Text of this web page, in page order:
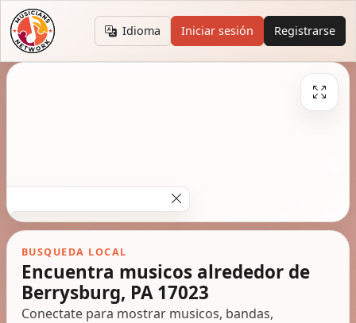
Idioma Iniciar sesión Registrarse
BUSQUEDA LOCAL
Encuentra musicos alrededor de
Berrysburg, PA 17023
Conectate para mostrar musicos, bandas,